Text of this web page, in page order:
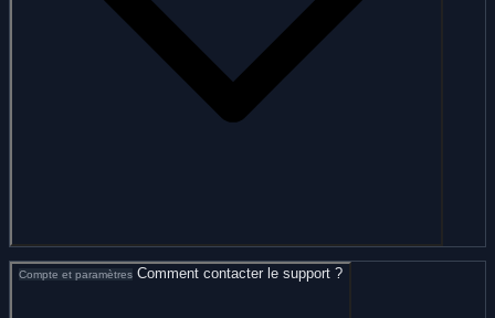
Compte et paramètres Comment contacter le support ?